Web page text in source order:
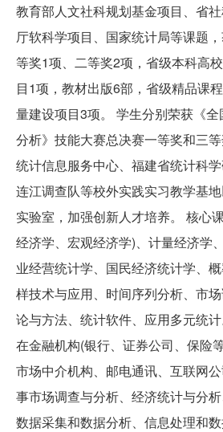
教育部人文社科规划基金项目、省
厅软科学项目、国家统计局等课题
等奖1项、二等奖2项，省级本科高
目1项，教材出版6部，省级精品课
量建设项目3项。 学生分别荣获《
分析》技能大赛总决赛一等奖和三
统计信息服务中心、福建省统计科
连江调查队等校外实践实习教学基
实验室，加强创新人才培养。 核心
经济学、宏观经济学)、计量经济学
业经营统计学、国民经济统计学、
样技术与应用、时间序列分析、市
论与方法、统计软件、应用多元统
在金融机构(银行、证券公司、保险
市场中介机构、邮电通讯、互联网
事市场调查与分析、经济统计与分析
数据采集和数据分析、信息处理和